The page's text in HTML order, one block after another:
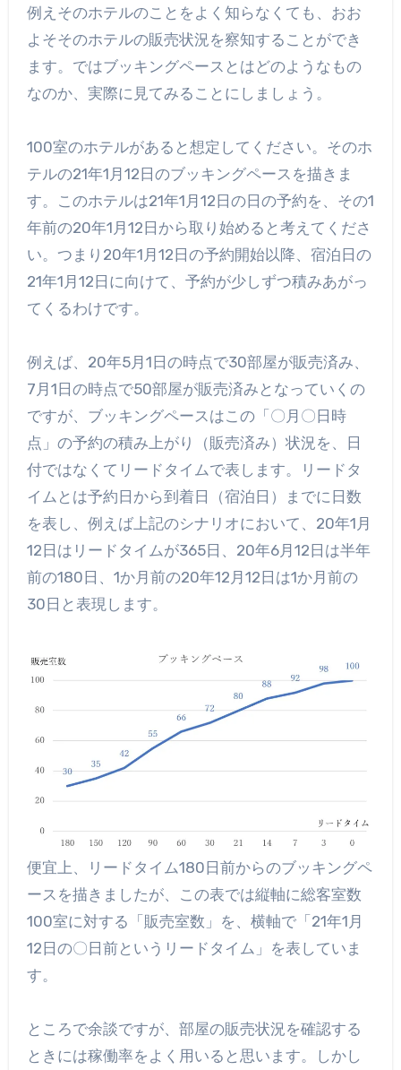
例えそのホテルのことをよく知らなくても、おお
よそそのホテルの販売状況を察知することができ
ます。ではブッキングペースとはどのようなもの
なのか、実際に見てみることにしましょう。
100室のホテルがあると想定してください。そのホ
テルの21年1月12日のブッキングペースを描きま
す。このホテルは21年1月12日の日の予約を、その1
年前の20年1月12日から取り始めると考えてくださ
い。つまり20年1月12日の予約開始以降、宿泊日の
21年1月12日に向けて、予約が少しずつ積みあがっ
てくるわけです。
例えば、20年5月1日の時点で30部屋が販売済み、
7月1日の時点で50部屋が販売済みとなっていくの
ですが、ブッキングペースはこの「〇月〇日時
点」の予約の積み上がり（販売済み）状況を、日
付ではなくてリードタイムで表します。リードタ
イムとは予約日から到着日（宿泊日）までに日数
を表し、例えば上記のシナリオにおいて、20年1月
12日はリードタイムが365日、20年6月12日は半年
前の180日、1か月前の20年12月12日は1か月前の
30日と表現します。
便宜上、リードタイム180日前からのブッキングペ
ースを描きましたが、この表では縦軸に総客室数
100室に対する「販売室数」を、横軸で「21年1月
12日の〇日前というリードタイム」を表していま
す。
ところで余談ですが、部屋の販売状況を確認する
ときには稼働率をよく用いると思います。しかし